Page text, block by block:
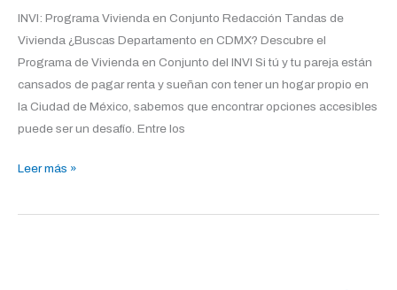
INVI: Programa Vivienda en Conjunto Redacción Tandas de
Vivienda ¿Buscas Departamento en CDMX? Descubre el
Programa de Vivienda en Conjunto del INVI Si tú y tu pareja están
cansados de pagar renta y sueñan con tener un hogar propio en
la Ciudad de México, sabemos que encontrar opciones accesibles
puede ser un desafío. Entre los
Leer más »